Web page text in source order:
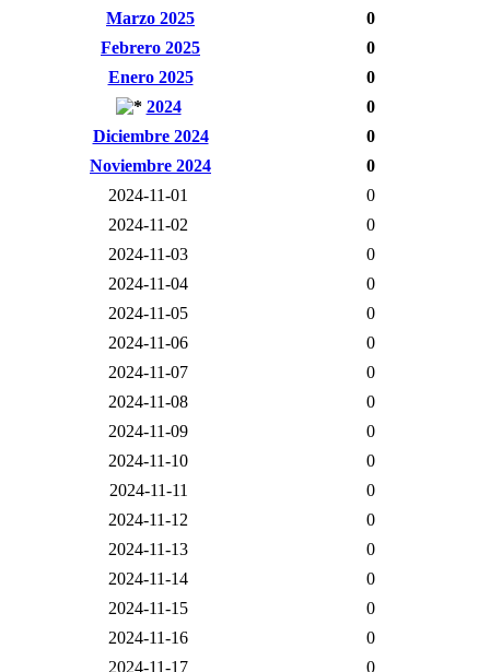
Marzo 2025
0
Febrero 2025
0
Enero 2025
0
2024
0
Diciembre 2024
0
Noviembre 2024
0
2024-11-01
0
2024-11-02
0
2024-11-03
0
2024-11-04
0
2024-11-05
0
2024-11-06
0
2024-11-07
0
2024-11-08
0
2024-11-09
0
2024-11-10
0
2024-11-11
0
2024-11-12
0
2024-11-13
0
2024-11-14
0
2024-11-15
0
2024-11-16
0
2024-11-17
0